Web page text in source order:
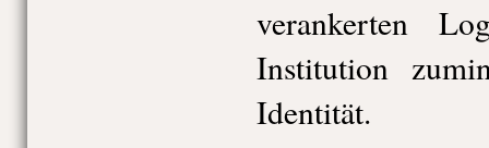
verankerten
Institution
Identität.